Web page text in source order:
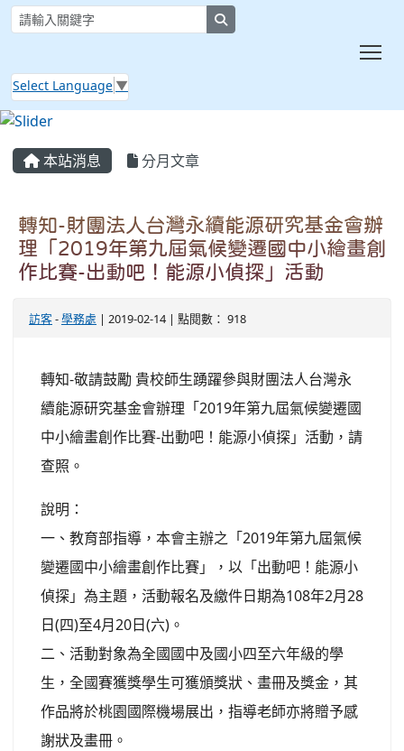
Select Language ▼
本站消息 分月文章
轉知-財團法人台灣永續能源研究基金會辦
理「2019年第九屆氣候變遷國中小繪畫創
作比賽-出動吧！能源小偵探」活動
訪客-學務處 | 2019-02-14 | 點閱數： 918
轉知-敬請鼓勵 貴校師生踴躍參與財團法人台灣永
續能源研究基金會辦理「2019年第九屆氣候變遷國
中小繪畫創作比賽-出動吧！能源小偵探」活動，請
查照。
說明：
一、教育部指導，本會主辦之「2019年第九屆氣候
變遷國中小繪畫創作比賽」，以「出動吧！能源小
偵探」為主題，活動報名及繳件日期為108年2月28
日(四)至4月20日(六)。
二、活動對象為全國國中及國小四至六年級的學
生，全國賽獲獎學生可獲頒獎狀、畫冊及獎金，其
作品將於桃園國際機場展出，指導老師亦將贈予感
謝狀及畫冊。